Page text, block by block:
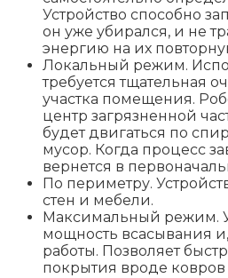
Устройство способно
он уже убирался, и не
энергию на их
Локальный режим.
требуется тщательная
участка помещения.
центр загрязненной
будет двигаться по
мусор. Когда процесс
вернется в
По периметру.
стен и мебели.
Максимальный режим.
мощность всасывания
работы. Позволяет
покрытия вроде